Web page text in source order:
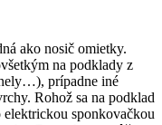
ako nosič omietky.
na podklady z
prípadne iné
Rohož sa na podklad
sponkovačkou